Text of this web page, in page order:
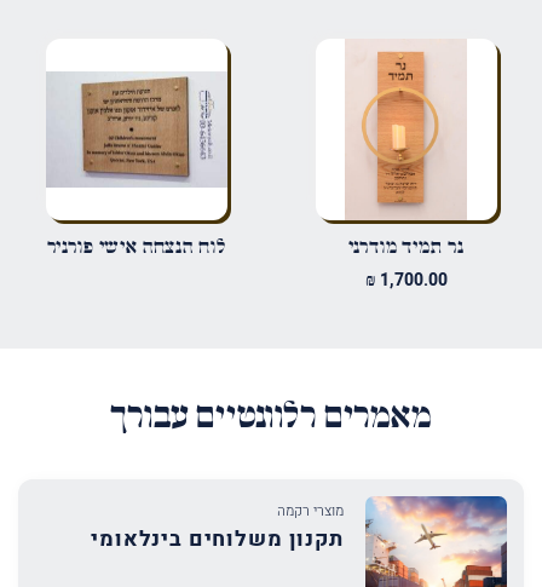
*
שמור בדפדפן זה את השם, האימייל והאתר שלי לפעם הבאה שאגיב.
נר תמיד מודרני
₪ 1,700.00
לוח הנצחה אישי פורניר
מאמרים רלוונטיים עבורך
מוצרי רקמה
תקנון משלוחים בינלאומי